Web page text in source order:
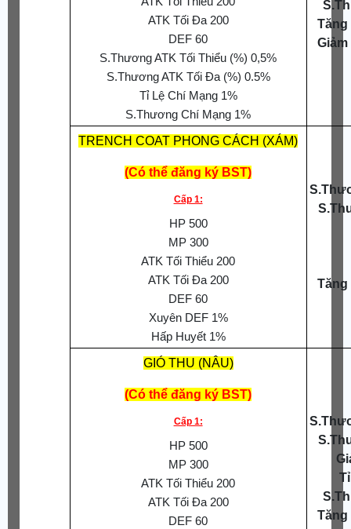
ATK Tối Đa 200
DEF 60
S.Thương ATK Tối Thiểu (%) 0,5%
S.Thương ATK Tối Đa (%) 0.5%
Tỉ Lệ Chí Mạng 1%
S.Thương Chí Mạng 1%
Tăng
Giảm
TRENCH COAT PHONG CÁCH (XÁM)
(Có thể đăng ký BST)
Cấp 1:
HP 500
MP 300
ATK Tối Thiểu 200
ATK Tối Đa 200
DEF 60
Xuyên DEF 1%
Hấp Huyết 1%
Tăng
GIÓ THU (NÂU)
(Có thể đăng ký BST)
Cấp 1:
HP 500
MP 300
ATK Tối Thiểu 200
ATK Tối Đa 200
DEF 60
Tăng